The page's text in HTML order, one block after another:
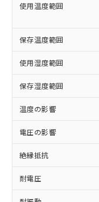
使用温度範囲
保存温度範囲
使用湿度範囲
保存湿度範囲
温度の影響
電圧の影響
絶縁抵抗
耐電圧
ご利
以下の条件
ご利用くださ
本サ
商品
(税抜)
当社
本サ
こと
在庫
記載
対応予定：
有に対応し
商品です。
対応予定な
非含有に非
調査・確認
非含有の対
商品です。
非該当品：
害物質有無
いたものが
むを得ず変
*EU RoHS指令
※1 中国
「○」：最
基準値以下
「×」：最
基準値を超
為替
（以